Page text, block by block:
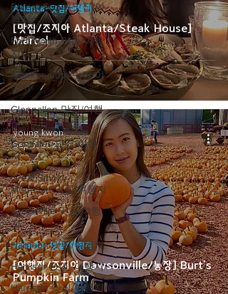
Forest Grove-맛집/여
행지
Fort Worth-맛집/여행
지
Frankenmuth-맛집/여
행지
Glennallen-맛집/여행
지
Gonzales-맛집/여행
지
Great Smoky
Mountain-맛집/여행지
Greenville-맛집/여행
지
Harrison-맛집/여행지
Harrison-맛집/여행지
Harrison-맛집/여행지
[맛집/조지아 Atlanta/Steak House]
Marcel
Atlanta-맛집/여행지
[여행지/조지아 Dawsonville/농장] Burt's
Pumpkin Farm
Atlanta-맛집/여행지
young kwon
Sep 7, 2021